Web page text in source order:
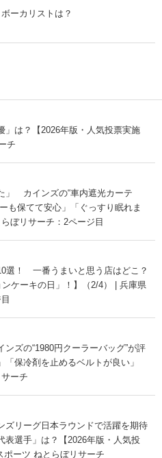
ーカリストは？
」は？【2026年版・人気投票実施
チ
」 カインズの“車内遮光カーテ
も保てて安心」「ぐっすり眠れま
ぼリサーチ：2ページ目
選！ 一番うまいと思う店はどこ？
ンケーキの日」！】（2/4） | 兵庫県
ズの“1980円クーラーバッグ”が評
保冷剤を止めるベルトが良い」
ーチ
ズリーグ日本ラウンドで活躍を期待
表選手」は？【2026年版・人気投
ポーツ ねとらぼリサーチ